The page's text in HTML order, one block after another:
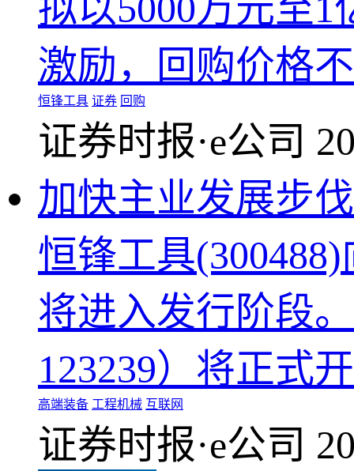
激励，回购价格
恒锋工具 证券 回购
证券时报·e公司
加快主业发展步
恒锋工具
将进入发行阶段
123239）将正式
高端装备 工程机械 互联网
证券时报·e公司